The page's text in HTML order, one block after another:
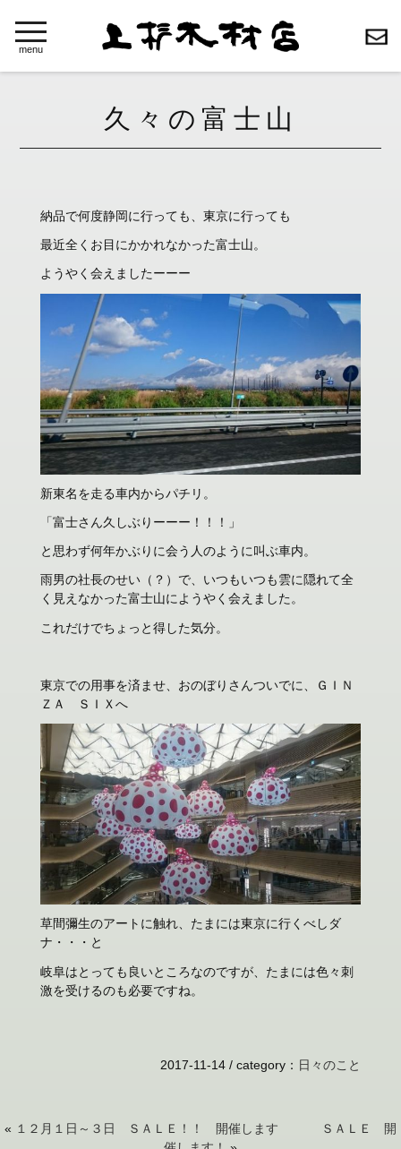
toggle
navigation
menu
久々の富士山
納品で何度静岡に行っても、東京に行っても
最近全くお目にかかれなかった富士山。
ようやく会えましたーーー
新東名を走る車内からパチリ。
「富士さん久しぶりーーー！！！」
と思わず何年かぶりに会う人のように叫ぶ車内。
雨男の社長のせい（？）で、いつもいつも雲に隠れて全
く見えなかった富士山にようやく会えました。
これだけでちょっと得した気分。
東京での用事を済ませ、おのぼりさんついでに、ＧＩＮ
ＺＡ ＳＩＸへ
草間彌生のアートに触れ、たまには東京に行くべしダ
ナ・・・と
岐阜はとっても良いところなのですが、たまには色々刺
激を受けるのも必要ですね。
2017-11-14 /category ： 日々のこと
« １２月１日～３日 ＳＡＬＥ！！ 開催します
ＳＡＬＥ 開